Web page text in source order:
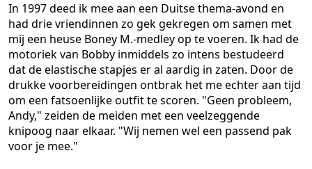
In 1997 deed ik mee aan een Duitse thema-avond en
had drie vriendinnen zo gek gekregen om samen met
mij een heuse Boney M.-medley op te voeren. Ik had de
motoriek van Bobby inmiddels zo intens bestudeerd
dat de elastische stapjes er al aardig in zaten. Door de
drukke voorbereidingen ontbrak het me echter aan tijd
om een fatsoenlijke outfit te scoren. "Geen probleem,
Andy," zeiden de meiden met een veelzeggende
knipoog naar elkaar. "Wij nemen wel een passend pak
voor je mee."